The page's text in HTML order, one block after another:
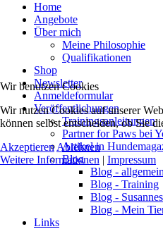
Home
Angebote
Über mich
Meine Philosophie
Qualifikationen
Shop
Newsletter
Anmeldeformular
Veröffentlichungen
Trainingsanleitungen
Partner for Paws bei
Artikel in
Blog
Blog -
Blog - Training
Blog -
Blog - Mein
Links
Wir benutzen Cookies
Wir nutzen Cookies auf unserer
können selbst entscheiden, ob Sie
Akzeptieren Ablehnen
Weitere Informationen | Impressum